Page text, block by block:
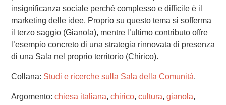
insignificanza sociale perché complesso e difficile è il
marketing delle idee. Proprio su questo tema si sofferma
il terzo saggio (Gianola), mentre l’ultimo contributo offre
l’esempio concreto di una strategia rinnovata di presenza
di una Sala nel proprio territorio (Chirico).
Collana: Studi e ricerche sulla Sala della Comunità.
Argomento: chiesa italiana, chirico, cultura, gianola,